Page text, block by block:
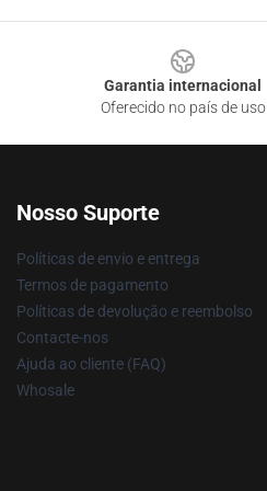
Garantia internacional
Oferecido no país de uso
Nosso Suporte
Políticas de envio e entrega
Termos de pagamento
Políticas de devolução e reembolso
Contacte-nos
Ajuda ao cliente (FAQ)
Whosale